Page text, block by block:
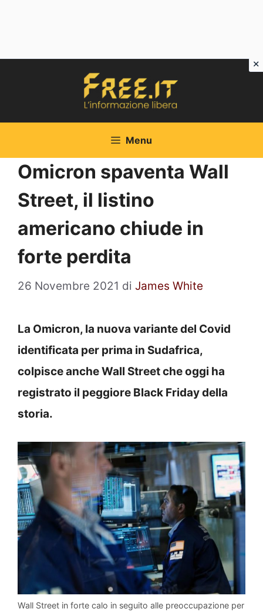
Menu
Omicron spaventa Wall
Street, il listino
americano chiude in
forte perdita
26 Novembre 2021 di James White
La Omicron, la nuova variante del Covid
identificata per prima in Sudafrica,
colpisce anche Wall Street che oggi ha
registrato il peggiore Black Friday della
storia.
Wall Street in forte calo in seguito alle preoccupazione per